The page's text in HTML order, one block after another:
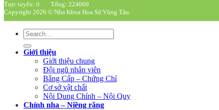
Trực tuyến: 0
Tổng: 224069
Copyright 2026 © Nha Khoa Hoa Sứ Vũng Tàu
Giới thiệu
Giới thiệu chung
Đội ngũ nhân viên
Bằng Cấp – Chứng Chỉ
Cơ sở vật chất
Nội Dung Chính – Nội Quy
Chỉnh nha – Niềng răng